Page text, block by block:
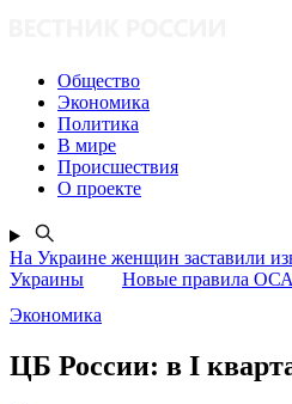
Общество
Экономика
Политика
В мире
Происшествия
О проекте
На Украине женщин заставили
Украины
Новые правила
Экономика
ЦБ России: в I